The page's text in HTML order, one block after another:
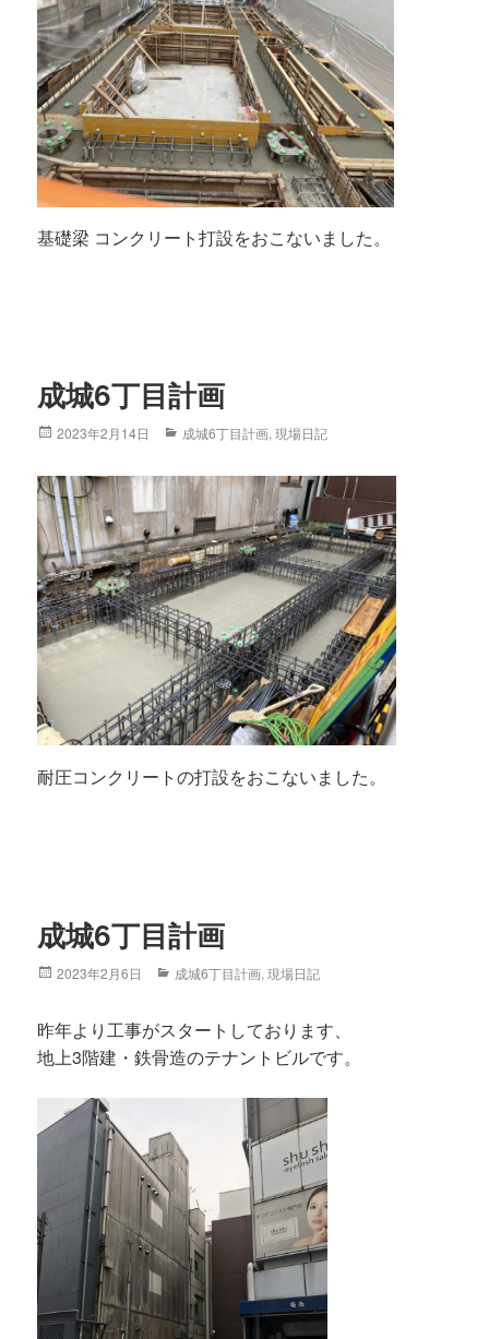
基礎梁 コンクリート打設をおこないました。
成城6丁目計画
Posted
2023年2月14日 Categories
成城6丁目計画,現場日記
耐圧コンクリートの打設をおこないました。
成城6丁目計画
Posted
2023年2月6日 Categories
成城6丁目計画,現場日記
昨年より工事がスタートしております、
地上3階建・鉄骨造のテナントビルです。